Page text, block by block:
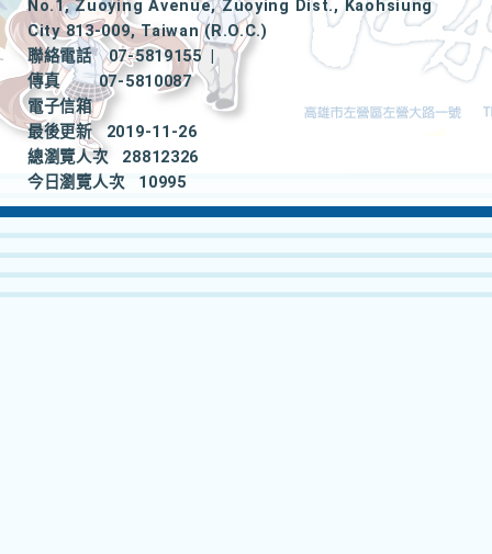
No.1, Zuoying Avenue, Zuoying Dist., Kaohsiung
City 813-009, Taiwan (R.O.C.)
聯絡電話
07-5819155
|
傳真
07-5810087
電子信箱
最後更新
2019-11-26
總瀏覽人次
28812326
今日瀏覽人次
10995